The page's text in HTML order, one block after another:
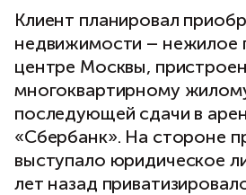
Клиент планировал
недвижимости – нежилое
центре Москвы,
многоквартирному
последующей сдачи в
«Сбербанк». На стороне
выступало юридическое
лет назад